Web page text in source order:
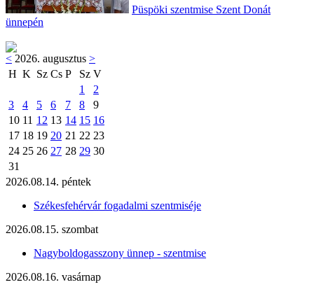
Püspöki szentmise Szent Donát
ünnepén
< 2026. augusztus >
H K Sz Cs P Sz V
1
2
3
4 5 6 7 8
9
10 11 12 13 14 15 16
17 18 19 20 21 22 23
24 25 26 27 28 29 30
31
2026.08.14. péntek
Székesfehérvár fogadalmi szentmiséje
2026.08.15. szombat
Nagyboldogasszony ünnep - szentmise
2026.08.16. vasárnap